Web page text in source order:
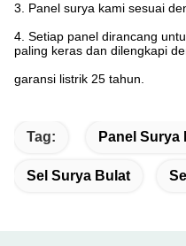
3. Panel surya kami sesuai
4. Setiap panel dirancang
paling keras dan dilengkapi
garansi listrik 25 tahun.
Tag: Panel Surya
Sel Surya Bulat